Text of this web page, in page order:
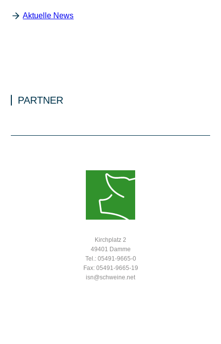
Aktuelle News
PARTNER
Kirchplatz 2
49401 Damme
Tel.: 05491-9665-0
Fax: 05491-9665-19
isn@schweine.net